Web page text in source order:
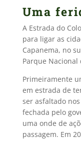
Uma
A Estrada do
para ligar as
Capanema, no
Parque Nacional
Primeiramente
em estrada de
ser asfaltado
fechada pelo
uma onde de
passagem. Em